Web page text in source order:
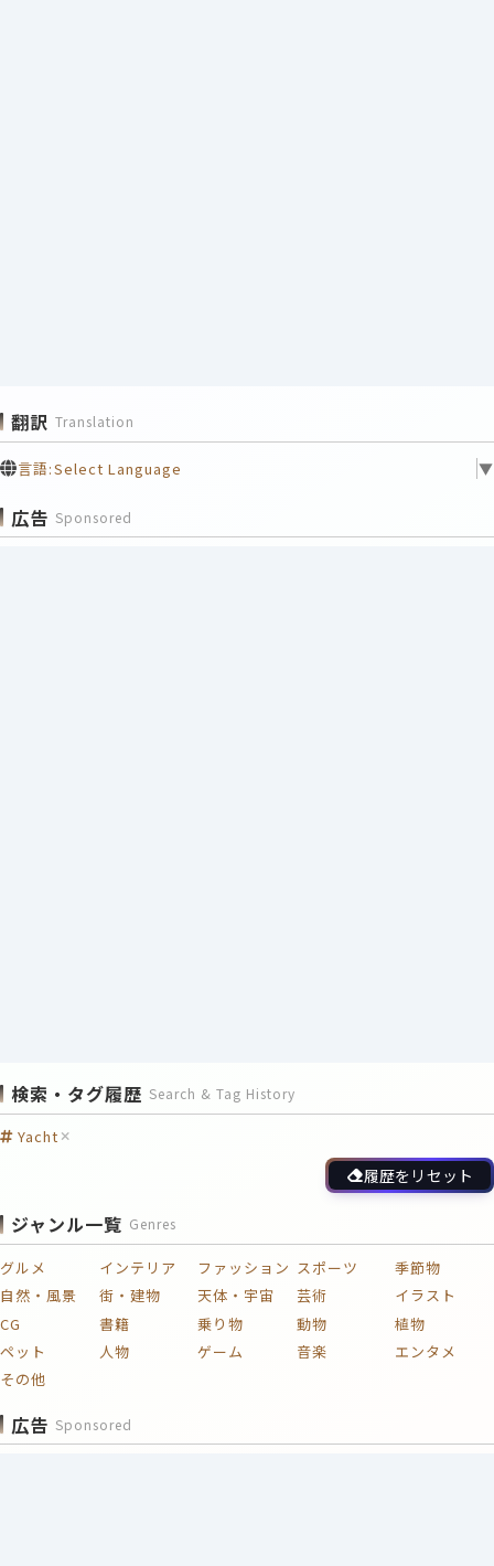
翻訳 Translation
言語:Select Language ▼
広告 Sponsored
検索・タグ履歴 Search & Tag History
Yacht
履歴をリセット
ジャンル一覧 Genres
グルメ インテリア ファッション スポーツ
季節物
自然・風景
街・建物 天体・宇宙 芸術
イラスト
CG
書籍 乗り物 動物
植物
ペット
人物 ゲーム 音楽
エンタメ
その他
広告 Sponsored